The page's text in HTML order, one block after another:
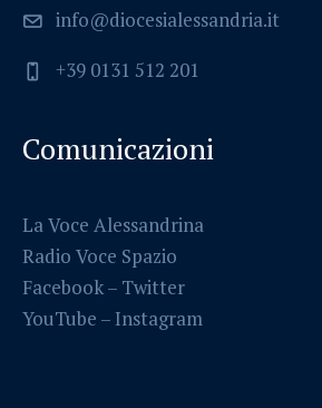
info@diocesialessandria.it
+39 0131 512 201
Comunicazioni
La Voce Alessandrina
Radio Voce Spazio
Facebook– Twitter
YouTube – Instagram